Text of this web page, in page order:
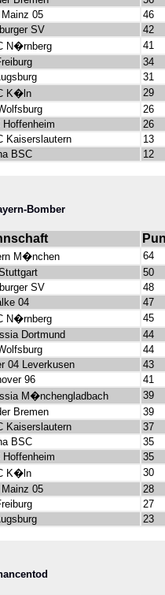
05
46
SV
42
N�rnberg
41
34
31
K�ln
29
26
Hoffenheim
26
Kaiserslautern
13
BSC
12
Bomber
M�nchen
64
50
SV
48
04
47
N�rnberg
45
Dortmund
44
44
04 Leverkusen
43
96
41
M�nchengladbach
39
Bremen
39
Kaiserslautern
37
BSC
35
Hoffenheim
35
K�ln
30
05
28
27
23